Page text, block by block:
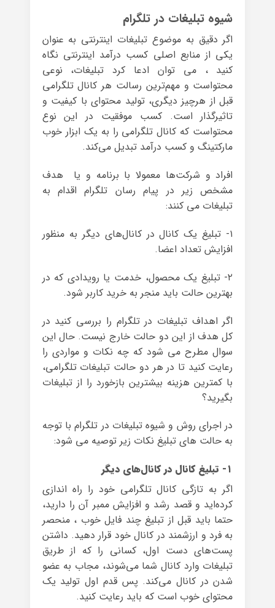
شیوه تبلیغات در تلگرام
اگر دقیق به موضوع تبلیغات اینترنتی به عنوان
یکی از منابع اصلی کسب درآمد اینترنتی نگاه
کنید ، می توان ادعا کرد تبلیغات، نوعی
محتواست و مهم‌ترین رسالت هر کانال تلگرامی
قبل از هرچیز دیگری، تولید محتوای با کیفیت و
تاثیرگذار است. کسب موفقیت در این نوع
محتواست که کانال تلگرامی را به یک ابزار خوب
مارکتینگ و کسب درآمد تبدیل می‌کند.
افراد و شرکت‌ها معمولا با برنامه و یا هدف
مشخص زیر در پیام رسان تلگرام اقدام به
تبلیغات می کنند:
۱- تبلیغ یک کانال در کانال‌های دیگر به منظور
افزایش تعداد اعضا.
۲- تبلیغ یک محصول، خدمت یا رویدادی که در
بهترین حالت باید منجر به خرید کاربر شود.
اگر اهداف تبلیغات در تلگرام را بررسی کنید در
کل هدف از این دو حالت خارج نیست. حال این
سوال مطرح می شود که چه نکات و مواردی را
رعایت کنید تا در هر دو حالت تبلیغات تلگرامی،
با کمترین هزینه بیشترین بازخورد را از تبلیغات
بگیرید؟
در اجرای روش و شیوه تبلیغات در تلگرام با توجه
به حالت های تبلیغ نکات زیر توصیه می شود:
۱- تبلیغ کانال در کانال‌های دیگر
اگر به تازگی کانال تلگرامی خود را راه اندازی
کرده‌اید و قصد رشد و افزایش ممبر آن را دارید،
حتما باید قبل از تبلیغ چند فایل خوب ، منحصر
به فرد و ارزشمند در کانال خود قرار دهید. داشتن
پست‌های دست اول، کسانی را که از طریق
تبلیغات وارد کانال شما می‌شوند، مجاب به عضو
شدن در کانال می‌کند. پس قدم اول تولید یک
محتوای خوب است که باید رعایت کنید.